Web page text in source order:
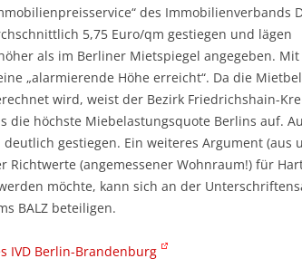
des Immobilienverbands
5,75 Euro/qm gestiegen und lägen
als im Berliner Mietspiegel angegeben. Mit
„alarmierende Höhe erreicht“. Da die
wird, weist der Bezirk Friedrichshain-
die höchste Miebelastungsquote Berlins auf.
gestiegen. Ein weiteres Argument (aus
Richtwerte (angemessener Wohnraum!) für
möchte, kann sich an der
BALZ beteiligen.
IVD Berlin-Brandenburg